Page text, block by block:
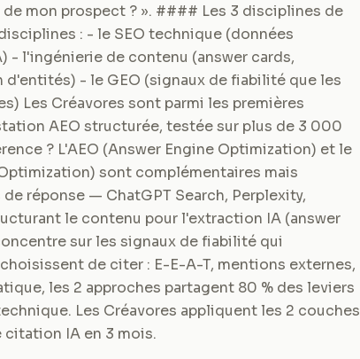
mon prospect ? ». #### Les 3 disciplines de
: - le SEO technique (données
- l'ingénierie de contenu (answer cards,
- le GEO (signaux de fiabilité que les
Les Créavores sont parmi les premières
AEO structurée, testée sur plus de 3 000
? L'AEO (Answer Engine Optimization) et le
sont complémentaires mais
réponse — ChatGPT Search, Perplexity,
le contenu pour l'extraction IA (answer
sur les signaux de fiabilité qui
de citer : E-E-A-T, mentions externes,
les 2 approches partagent 80 % des leviers
Les Créavores appliquent les 2 couches
citation IA en 3 mois.